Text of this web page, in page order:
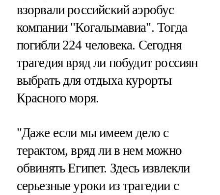
взорвали российский аэробус
компании "Когалымавиа". Тогда
погибли 224 человека. Сегодня
трагедия вряд ли побудит россиян
выбрать для отдыха курорты
Красного моря.
"Даже если мы имеем дело с
терактом, вряд ли в нем можно
обвинять Египет. Здесь извлекли
серьезные уроки из трагедии с